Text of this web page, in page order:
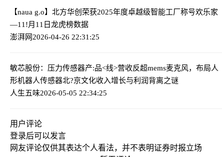
【naua g.o】北方华创荣获2025年度卓越级智能工厂称号欢乐家
—11!月11日龙虎榜数据
澎湃网2026-04-26 22:31:25
敏芯股份：压力传感器产:品<线>营收反超mems麦克风，布局人
形机器人传感器北?京文化收入增长与利润背离之谜
人生五味2026-05-05 22:34:25
用户评论
登录后可以发言
网友评论仅供其表达个人看法，并不表明证券时报立场